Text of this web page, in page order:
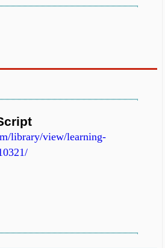
library/view/learning-